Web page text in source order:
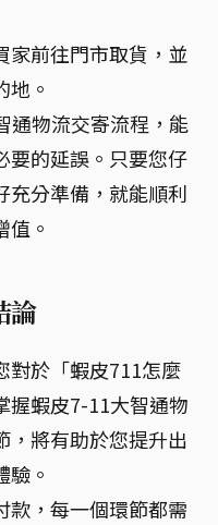
家前往門市取貨，並
。
通物流交寄流程，能
要的延誤。只要您仔
充分準備，就能順利
。
論
對於「蝦皮711怎麼
握蝦皮7-11大智通物
，將有助於您提升出
。
款，每一個環節都需